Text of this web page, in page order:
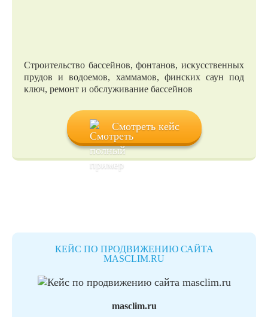
Строительство бассейнов, фонтанов, искусственных
прудов и водоемов, хаммамов, финских саун под
ключ, ремонт и обслуживание бассейнов
Смотреть кейс
КЕЙС ПО ПРОДВИЖЕНИЮ САЙТА
MASCLIM.RU
masclim.ru